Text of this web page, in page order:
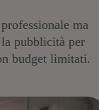
ma
pubblicità per
budget limitati.